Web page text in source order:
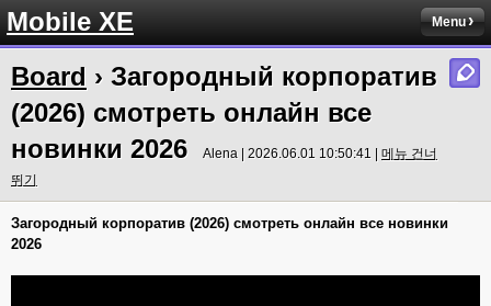
Mobile XE Menu
Board › Загородный корпоратив
(2026) смотреть онлайн все
новинки 2026
Alena | 2026.06.01 10:50:41 | 메뉴 건너
뛰기
Загородный корпоратив (2026) смотреть онлайн все новинки
2026